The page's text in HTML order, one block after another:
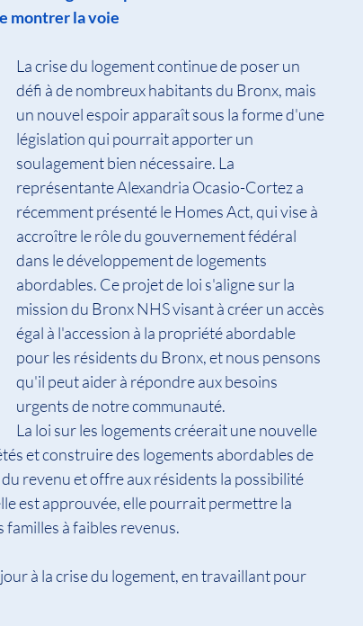
montrer la voie
La crise du logement continue de poser un
défi à de nombreux habitants du Bronx, mais
un nouvel espoir apparaît sous la forme d'une
législation qui pourrait apporter un
soulagement bien nécessaire. La
représentante Alexandria Ocasio-Cortez a
récemment présenté le Homes Act, qui vise à
accroître le rôle du gouvernement fédéral
dans le développement de logements
abordables. Ce projet de loi s'aligne sur la
mission du Bronx NHS visant à créer un accès
égal à l'accession à la propriété abordable
pour les résidents du Bronx, et nous pensons
qu'il peut aider à répondre aux besoins
urgents de notre communauté.
La loi sur les logements créerait une nouvelle
et construire des logements abordables de
revenu et offre aux résidents la possibilité
est approuvée, elle pourrait permettre la
à faibles revenus.
à la crise du logement, en travaillant pour